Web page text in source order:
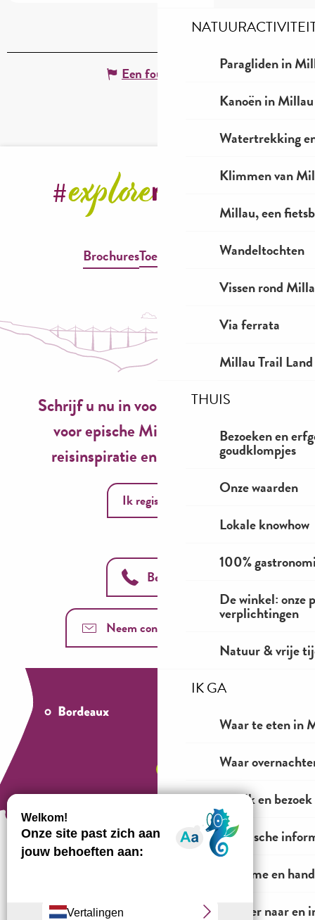
Paragliden in
Kanoën in
Watertrekking
Klimmen van
Millau, een
Wandeltochten
Vissen rond
Via ferrata
Millau Trail Land
THUIS
Bezoeken en
goudklompjes
Onze waarden
Lokale knowhow
100%
De winkel: onze
verplichtingen
Natuur & vrije
IK GA
Waar te eten in
Waar
Bekijk en bezoek
Praktische
Toerisme en
Vervoer naar
Een fout melden
BrochuresToegankelijkheid
Schrijf u nu in voor onze nieuwsbrief
voor epische Millau-ervaringen,
reisinspiratie en seizoensideeën!
Ik registreer
Bel ons
Neem contact met ons op